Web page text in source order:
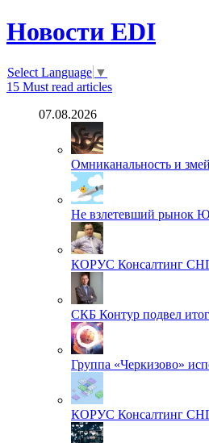
Новости EDI
Select Language ▼
15 Must read articles
07.08.2026
Омниканальность и
Не взлетевший рынок
КОРУС Консалтинг
СКБ Контур подвел
Группа «Черкизово»
КОРУС Консалтинг СНГ